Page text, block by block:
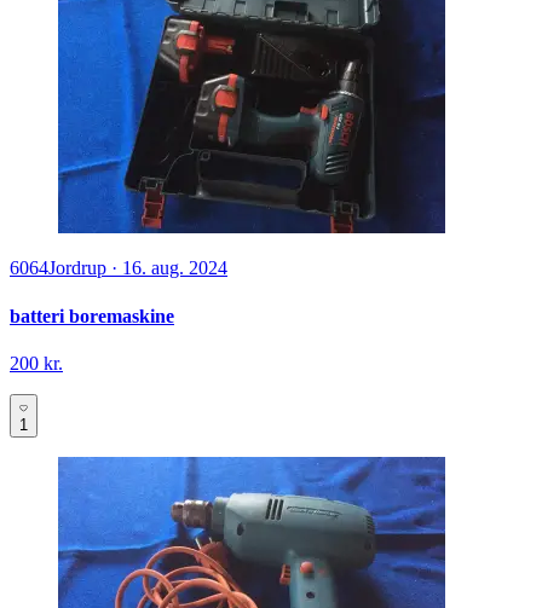
6064Jordrup · 16. aug. 2024
batteri boremaskine
200 kr.
1